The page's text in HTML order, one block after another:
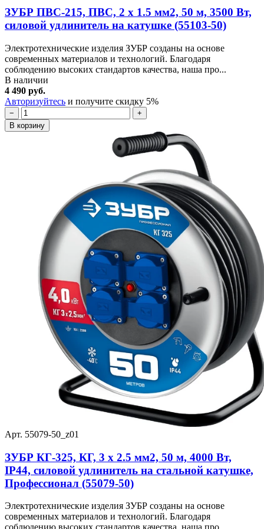
ЗУБР ПВС-215, ПВС, 2 х 1.5 мм2, 50 м, 3500 Вт,
силовой удлинитель на катушке (55103-50)
Электротехнические изделия ЗУБР созданы на основе
современных материалов и технологий. Благодаря
соблюдению высоких стандартов качества, наша про...
В наличии
4 490 руб.
Авторизуйтесь и получите скидку 5%
−
+
В корзину
Арт. 55079-50_z01
ЗУБР КГ-325, КГ, 3 x 2.5 мм2, 50 м, 4000 Вт,
IP44, силовой удлинитель на стальной катушке,
Профессионал (55079-50)
Электротехнические изделия ЗУБР созданы на основе
современных материалов и технологий. Благодаря